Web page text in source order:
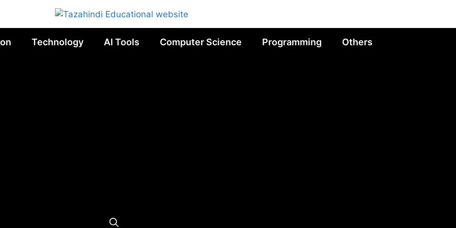
Technology AI Tools Computer Science Programming Others